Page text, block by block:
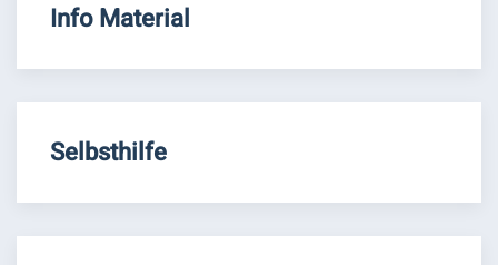
Info Material
Selbsthilfe